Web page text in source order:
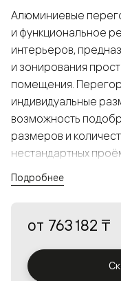
Алюминиевые
и функциональное
интерьеров,
и зонирования
помещения.
индивидуальные
возможность
размеров и
нестандартных
а большой выбор
решения в
Подробнее
от 763 182 ₸